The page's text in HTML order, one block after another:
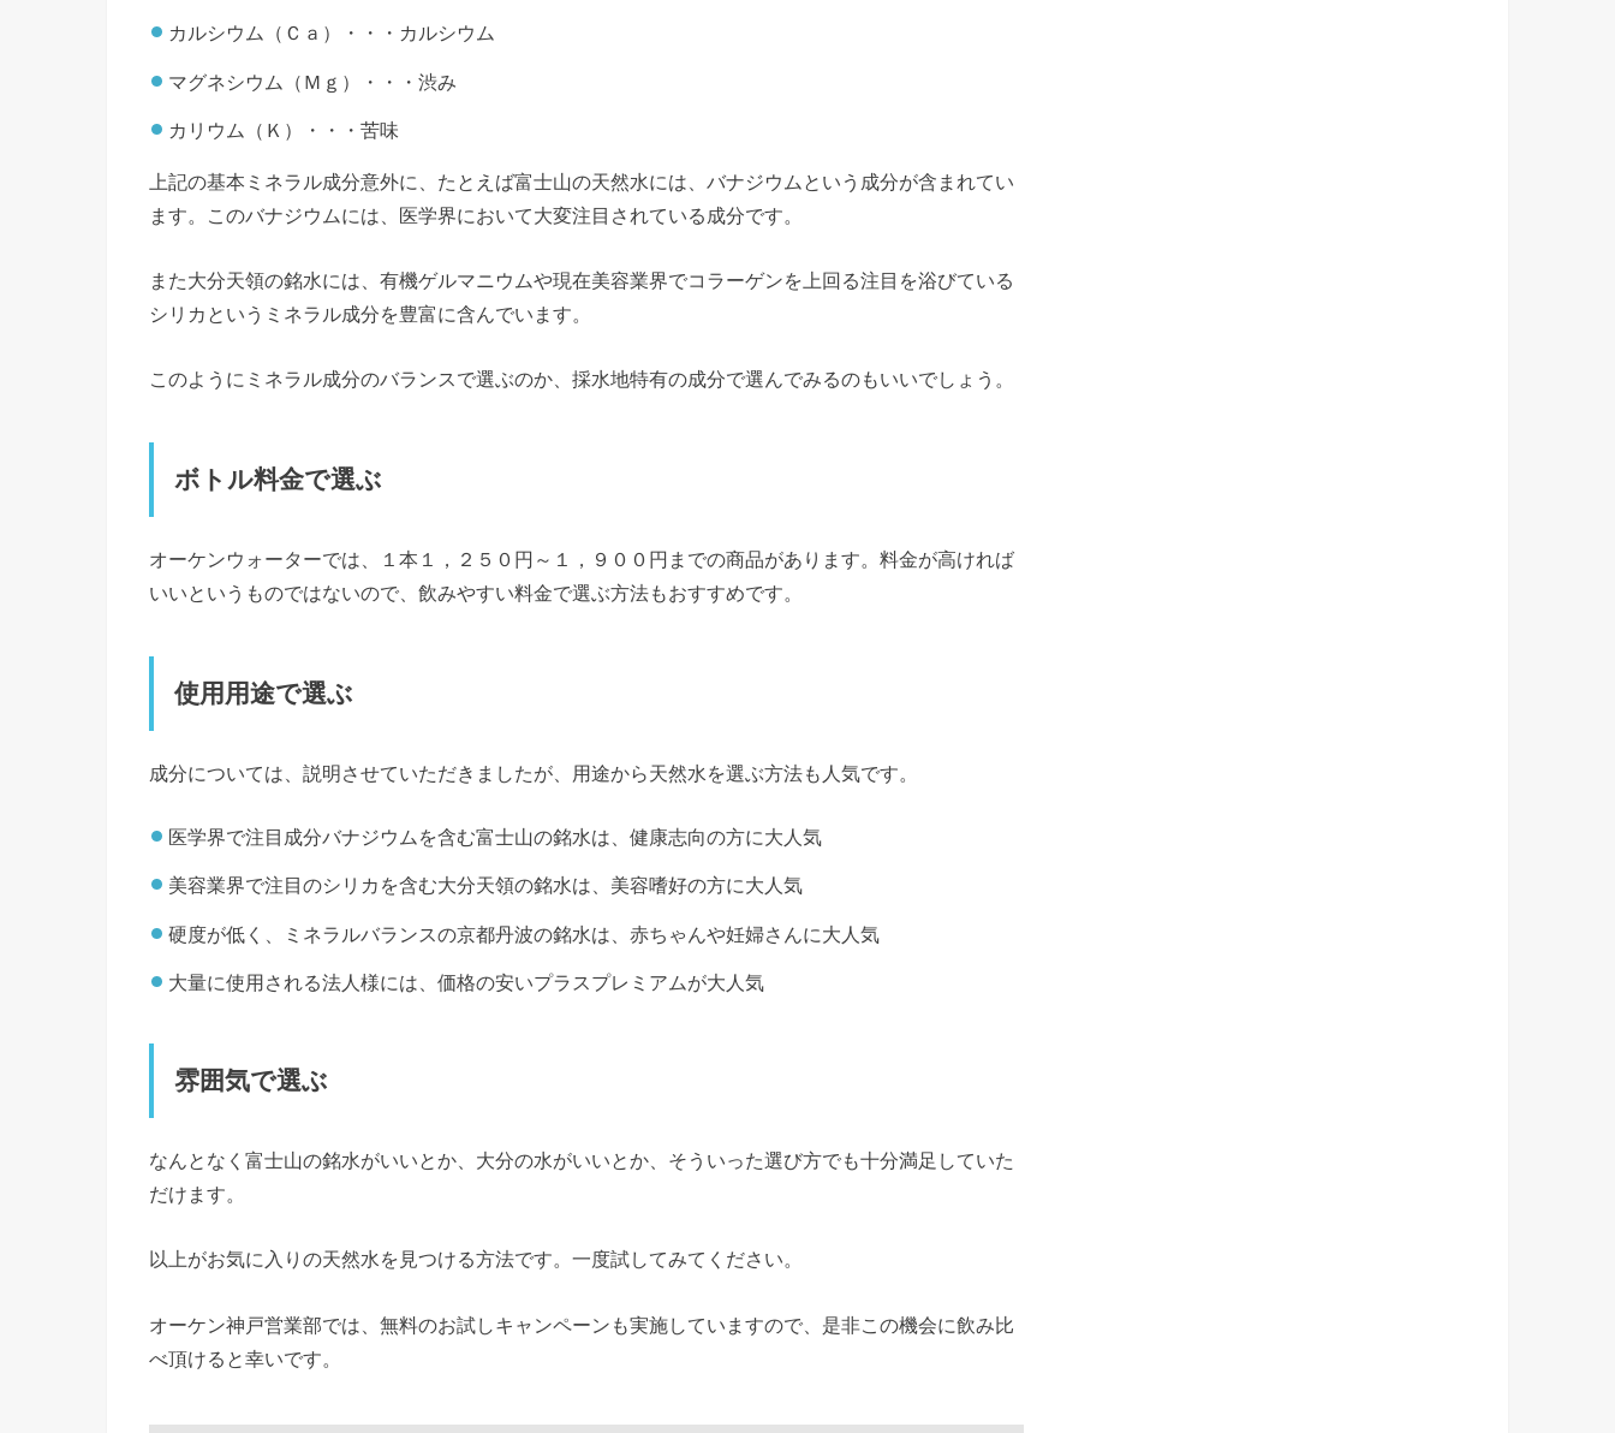
カルシウム（Ｃａ）・・・カルシウム
マグネシウム（Ｍｇ）・・・渋み
カリウム（Ｋ）・・・苦味
上記の基本ミネラル成分意外に、たとえば富士山の天然水には、バナジウムという成分が含まれてい
ます。このバナジウムには、医学界において大変注目されている成分です。
また大分天領の銘水には、有機ゲルマニウムや現在美容業界でコラーゲンを上回る注目を浴びている
シリカというミネラル成分を豊富に含んでいます。
このようにミネラル成分のバランスで選ぶのか、採水地特有の成分で選んでみるのもいいでしょう。
ボトル料金で選ぶ
オーケンウォーターでは、１本１，２５０円～１，９００円までの商品があります。料金が高ければ
いいというものではないので、飲みやすい料金で選ぶ方法もおすすめです。
使用用途で選ぶ
成分については、説明させていただきましたが、用途から天然水を選ぶ方法も人気です。
医学界で注目成分バナジウムを含む富士山の銘水は、健康志向の方に大人気
美容業界で注目のシリカを含む大分天領の銘水は、美容嗜好の方に大人気
硬度が低く、ミネラルバランスの京都丹波の銘水は、赤ちゃんや妊婦さんに大人気
大量に使用される法人様には、価格の安いプラスプレミアムが大人気
雰囲気で選ぶ
なんとなく富士山の銘水がいいとか、大分の水がいいとか、そういった選び方でも十分満足していた
だけます。
以上がお気に入りの天然水を見つける方法です。一度試してみてください。
オーケン神戸営業部では、無料のお試しキャンペーンも実施していますので、是非この機会に飲み比
べ頂けると幸いです。